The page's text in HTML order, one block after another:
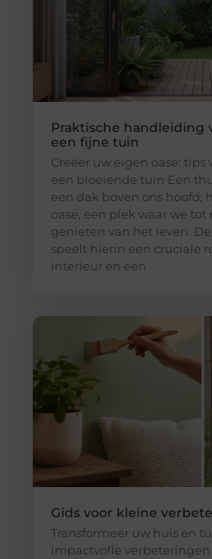
Praktische handleiding
een fijne tuin
Creëer uw eigen oase:
een bloeiende tuin Een
een dak boven ons hoofd;
oase, een plek waar we
genieten van het leven.
speelt hierin een cruciale
interieur en een
Gids voor kleine
Transformeer uw huis en
impactvolle verbeteringen